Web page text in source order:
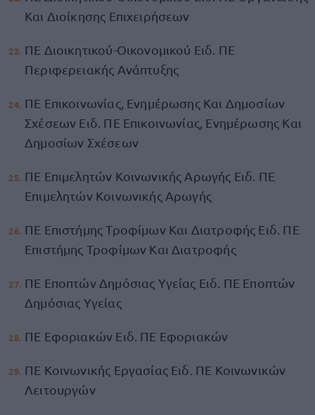
Και Διοίκησης Επιχειρήσεων
ΠΕ Διοικητικού-Οικονομικού Ειδ. ΠΕ
Περιφερειακής Ανάπτυξης
ΠΕ Επικοινωνίας, Ενημέρωσης Και Δημοσίων
Σχέσεων Ειδ. ΠΕ Επικοινωνίας, Ενημέρωσης Και
Δημοσίων Σχέσεων
ΠΕ Επιμελητών Κοινωνικής Αρωγής Ειδ. ΠΕ
Επιμελητών Κοινωνικής Αρωγής
ΠΕ Επιστήμης Τροφίμων Και Διατροφής Ειδ. ΠΕ
Επιστήμης Τροφίμων Και Διατροφής
ΠΕ Εποπτών Δημόσιας Υγείας Ειδ. ΠΕ Εποπτών
Δημόσιας Υγείας
ΠΕ Εφοριακών Ειδ. ΠΕ Εφοριακών
ΠΕ Κοινωνικής Εργασίας Ειδ. ΠΕ Κοινωνικών
Λειτουργών